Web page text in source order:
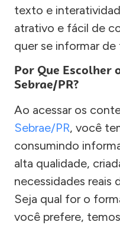
texto e
atrativo e fácil de
quer se informar
Por Que Escolher
Sebrae/PR?
Ao acessar os
Sebrae/PR, você
consumindo
alta qualidade,
necessidades reais
Seja qual for o
você prefere,